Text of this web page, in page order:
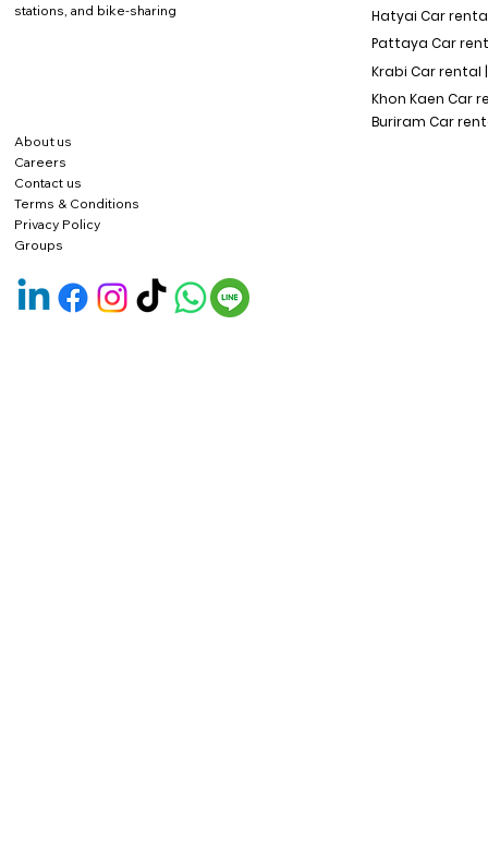
stations, and bike-sharing
About us
Careers
Contact us
Terms & Conditions
Privacy Policy
Hatyai Car
Pattaya Car
Krabi Car rental |
Khon Kaen Car
Buriram Car
Groups